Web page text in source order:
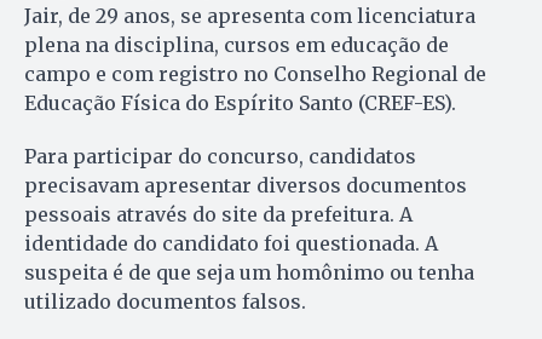
Jair, de 29 anos, se apresenta com licenciatura
plena na disciplina, cursos em educação de
campo e com registro no Conselho Regional de
Educação Física do Espírito Santo (CREF-ES).
Para participar do concurso, candidatos
precisavam apresentar diversos documentos
pessoais através do site da prefeitura. A
identidade do candidato foi questionada. A
suspeita é de que seja um homônimo ou tenha
utilizado documentos falsos.